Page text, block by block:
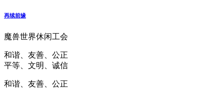
再续前缘
魔兽世界休闲工会
和谐、友善、公正
平等、文明、诚信
和谐、友善、公正